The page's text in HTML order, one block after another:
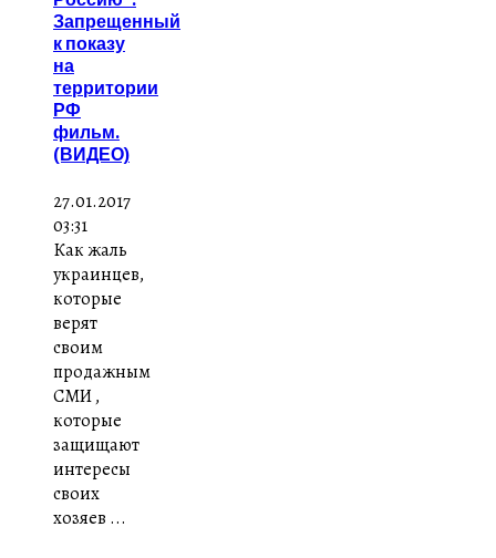
Запрещенный
к показу
на
территории
РФ
фильм.
(ВИДЕО)
27.01.2017
03:31
Как жаль
украинцев,
которые
верят
своим
продажным
СМИ ,
которые
защищают
интересы
своих
хозяев ...